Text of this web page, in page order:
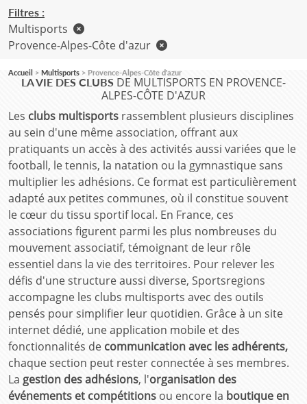
LA VIE DES CLUBS DE MULTISPORTS EN PROVENCE-
ALPES-CÔTE D'AZUR
Les clubs multisports rassemblent plusieurs disciplines
au sein d'une même association, offrant aux
pratiquants un accès à des activités aussi variées que le
football, le tennis, la natation ou la gymnastique sans
multiplier les adhésions. Ce format est particulièrement
adapté aux petites communes, où il constitue souvent
le cœur du tissu sportif local. En France, ces
associations figurent parmi les plus nombreuses du
mouvement associatif, témoignant de leur rôle
essentiel dans la vie des territoires. Pour relever les
défis d'une structure aussi diverse, Sportsregions
accompagne les clubs multisports avec des outils
pensés pour simplifier leur quotidien. Grâce à un site
internet dédié, une application mobile et des
fonctionnalités de communication avec les adhérents,
chaque section peut rester connectée à ses membres.
La gestion des adhésions, l'organisation des
événements et compétitions ou encore la boutique en
Filtres :
Multisports
Provence-Alpes-Côte d'azur
Accueil Multisports Provence-Alpes-Côte d'azur